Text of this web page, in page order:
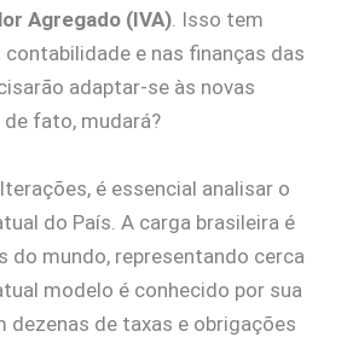
Agregado (IVA). Isso tem
e nas finanças das
adaptar-se às novas
de fato, mudará?
é essencial analisar o
do País. A carga brasileira é
do mundo, representando cerca
atual modelo é conhecido por sua
dezenas de taxas e obrigações